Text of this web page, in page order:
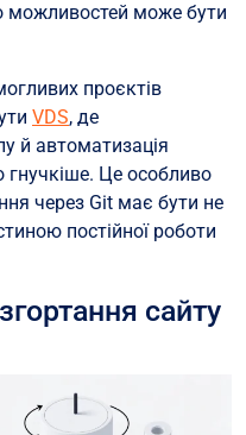
можливостей може бути
проєктів
VDS, де
й автоматизація
гнучкіше. Це особливо
через Git має бути не
постійної роботи
сайту